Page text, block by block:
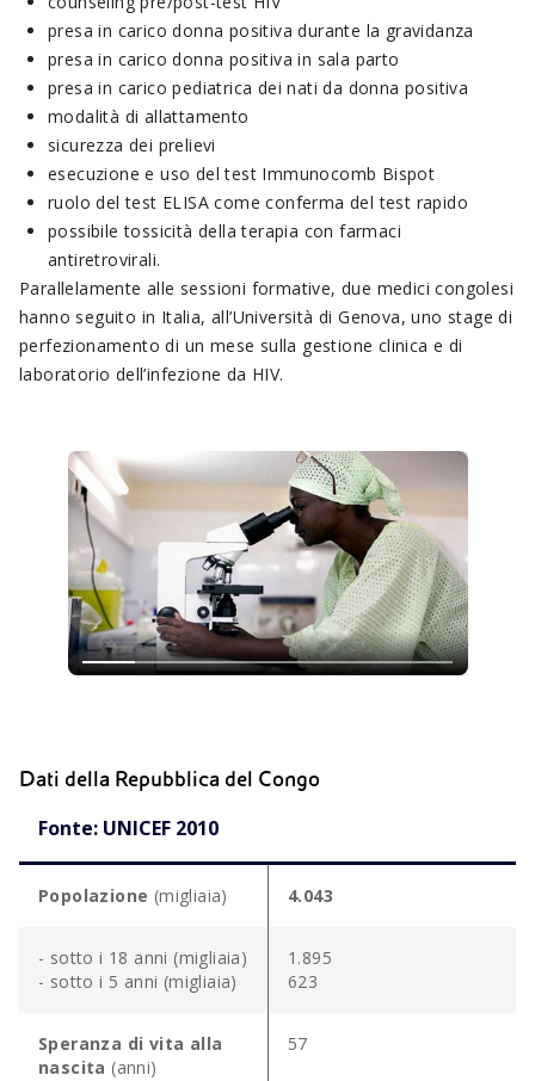
presa in carico donna positiva durante la gravidanza
presa in carico donna positiva in sala parto
presa in carico pediatrica dei nati da donna positiva
modalità di allattamento
sicurezza dei prelievi
esecuzione e uso del test Immunocomb Bispot
ruolo del test ELISA come conferma del test rapido
possibile tossicità della terapia con farmaci
antiretrovirali.
Parallelamente alle sessioni formative, due medici congolesi
hanno seguito in Italia, all’Università di Genova, uno stage di
perfezionamento di un mese sulla gestione clinica e di
laboratorio dell’infezione da HIV.
Dati della Repubblica del Congo
Fonte: UNICEF 2010
Popolazione (migliaia) 4.043
- sotto i 18 anni (migliaia)
- sotto i 5 anni (migliaia)
1.895
623
Speranza di vita alla
nascita (anni)
57